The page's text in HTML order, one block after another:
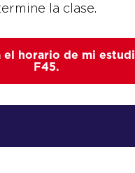
la clase.
el horario de mi
F45.